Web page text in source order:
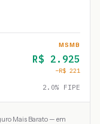
MSMB
R$ 2.925
−R$ 221
2.0% FIPE
Mais Barato — em